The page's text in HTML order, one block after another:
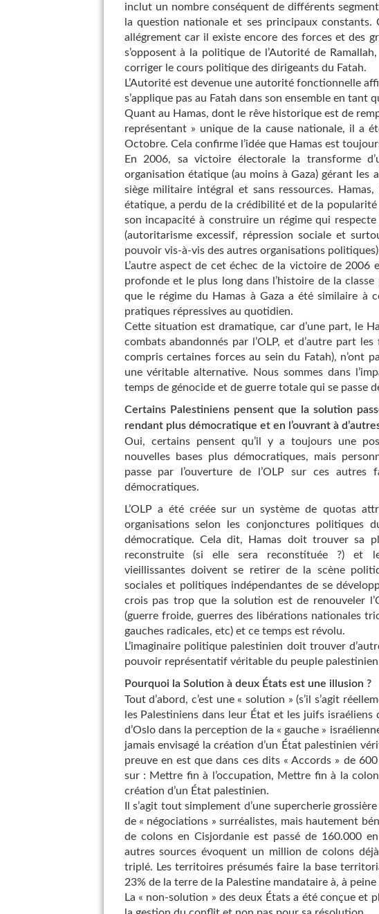
inclut un nombre conséquent de différents
la question nationale et ses principaux constants.
allégrement car il existe encore des forces et des
s’opposent à la politique de l’Autorité de
corriger le cours politique des dirigeants du Fatah.
L’Autorité est devenue une autorité fonctionnelle
s’applique pas au Fatah dans son ensemble en tant
Quant au Hamas, dont le rêve historique est de
représentant » unique de la cause nationale, il a
Octobre. Cela confirme l’idée que Hamas est
En 2006, sa victoire électorale la transforme
organisation étatique (au moins à Gaza) gérant les
siège militaire intégral et sans ressources.
étatique, a perdu de la crédibilité et de la popularité
son incapacité à construire un régime qui
(autoritarisme excessif, répression sociale et
pouvoir vis-à-vis des autres organisations
L’autre aspect de cet échec de la victoire de 2006
profonde et le plus long dans l’histoire de la
que le régime du Hamas à Gaza a été similaire à
pratiques répressives au quotidien.
Cette situation est dramatique, car d’une part, le
combats abandonnés par l’OLP, et d’autre part
compris certaines forces au sein du Fatah), n’ont
une véritable alternative. Nous sommes dans
temps de génocide et de guerre totale qui se passe
Certains Palestiniens pensent que la solution
rendant plus démocratique et en l’ouvrant à
Oui, certains pensent qu’il y a toujours une
nouvelles bases plus démocratiques, mais
passe par l’ouverture de l’OLP sur ces autres
démocratiques.
L’OLP a été créée sur un système de quotas
organisations selon les conjonctures politiques
démocratique. Cela dit, Hamas doit trouver sa
reconstruite (si elle sera reconstituée ?) et
vieillissantes doivent se retirer de la scène
sociales et politiques indépendantes de se
crois pas trop que la solution est de renouveler
(guerre froide, guerres des libérations nationales
gauches radicales, etc) et ce temps est révolu.
L’imaginaire politique palestinien doit trouver
pouvoir représentatif véritable du peuple
Pourquoi la Solution à deux États est une illusion ?
Tout d’abord, c’est une « solution » (s’il s’agit
les Palestiniens dans leur État et les juifs
d’Oslo dans la perception de la « gauche »
jamais envisagé la création d’un État palestinien
preuve en est que dans ces dits « Accords » de
sur : Mettre fin à l’occupation, Mettre fin à la
création d’un État palestinien.
Il s’agit tout simplement d’une supercherie
de « négociations » surréalistes, mais hautement
de colons en Cisjordanie est passé de 160.000
autres sources évoquent un million de colons
triplé. Les territoires présumés faire la base
23% de la terre de la Palestine mandataire à, à peine
La « non-solution » des deux États a été conçue et